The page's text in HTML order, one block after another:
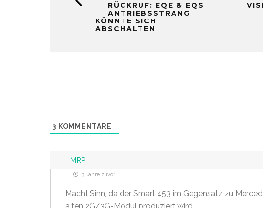
RÜCKRUF: EQE & EQS
ANTRIEBSSTRANG
KÖNNTE SICH
ABSCHALTEN
3 KOMMENTARE
MRP
3 Jahre zuvor
Macht Sinn, da der Smart 453 im Gegensatz zu
alten 2G/3G-Modul produziert wird.